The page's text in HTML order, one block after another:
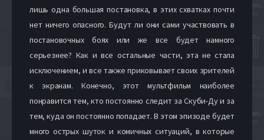
лишь одна большая постановка, в этих схватках почти
нет ничего опасного. Будут ли они сами участвовать в
постановочных боях или же все будет намного
серьезнее? Как и все остальные части, эта не стала
исключением, и все также приковывает своих зрителей
к экранам. Конечно, этот мультфильм наиболее
понравится тем, кто постоянно следит за Скуби-Ду и за
тем, куда он постоянно попадает. В этом эпизоде будет
много острых шуток и комичных ситуаций, в которые